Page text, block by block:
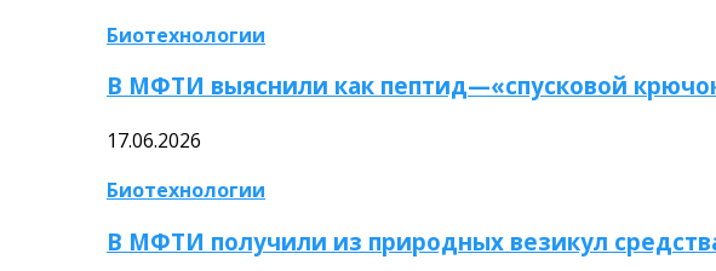
Биотехнологии
В МФТИ выяснили как пептид—«спусковой
17.06.2026
Биотехнологии
В МФТИ получили из природных везикул